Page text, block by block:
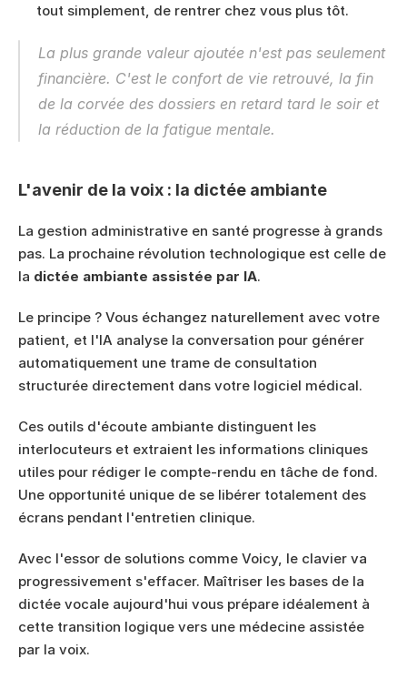
tout simplement, de rentrer chez vous plus tôt.
La plus grande valeur ajoutée n'est pas seulement
financière. C'est le confort de vie retrouvé, la fin
de la corvée des dossiers en retard tard le soir et
la réduction de la fatigue mentale.
L'avenir de la voix : la dictée ambiante
La gestion administrative en santé progresse à grands
pas. La prochaine révolution technologique est celle de
la dictée ambiante assistée par IA.
Le principe ? Vous échangez naturellement avec votre
patient, et l'IA analyse la conversation pour générer
automatiquement une trame de consultation
structurée directement dans votre logiciel médical.
Ces outils d'écoute ambiante distinguent les
interlocuteurs et extraient les informations cliniques
utiles pour rédiger le compte-rendu en tâche de fond.
Une opportunité unique de se libérer totalement des
écrans pendant l'entretien clinique.
Avec l'essor de solutions comme Voicy, le clavier va
progressivement s'effacer. Maîtriser les bases de la
dictée vocale aujourd'hui vous prépare idéalement à
cette transition logique vers une médecine assistée
par la voix.